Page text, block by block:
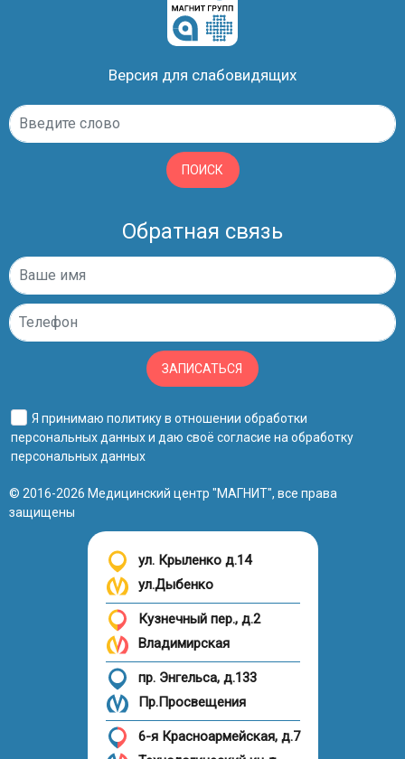
Версия для слабовидящих
ПОИСК
Обратная связь
ЗАПИСАТЬСЯ
Я принимаю политику в отношении обработки
персональных данныхи даю своё согласие на обработку
персональных данных
© 2016-2026 Медицинский центр "МАГНИТ", все права
защищены
ул. Крыленко д.14
ул.Дыбенко
Кузнечный пер., д.2
Владимирская
пр. Энгельса, д.133
Пр.Просвещения
6-я Красноармейская, д.7